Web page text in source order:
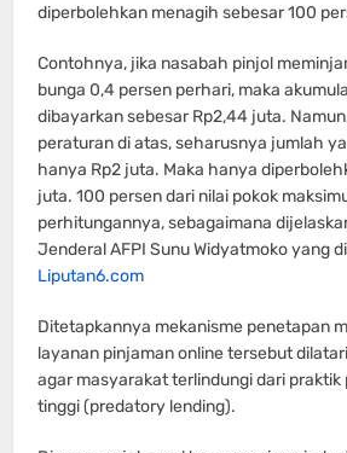
diperbolehkan menagih sebesar 100
Contohnya, jika nasabah pinjol
bunga 0,4 persen perhari, maka
dibayarkan sebesar Rp2,44 juta.
peraturan di atas, seharusnya jumlah
hanya Rp2 juta. Maka hanya
juta. 100 persen dari nilai pokok
perhitungannya, sebagaimana
Jenderal AFPI Sunu Widyatmoko yang
Liputan6.com
Ditetapkannya mekanisme penetapan
layanan pinjaman online tersebut
agar masyarakat terlindungi dari praktik
tinggi (predatory lending).